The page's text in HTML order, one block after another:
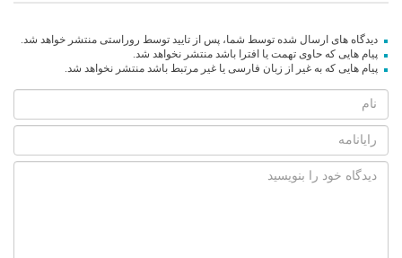
دیدگاه های ارسال شده توسط شما، پس از تایید توسط روراستی منتشر خواهد شد.
پیام هایی که حاوی تهمت یا افترا باشد منتشر نخواهد شد.
پیام هایی که به غیر از زبان فارسی یا غیر مرتبط باشد منتشر نخواهد شد.